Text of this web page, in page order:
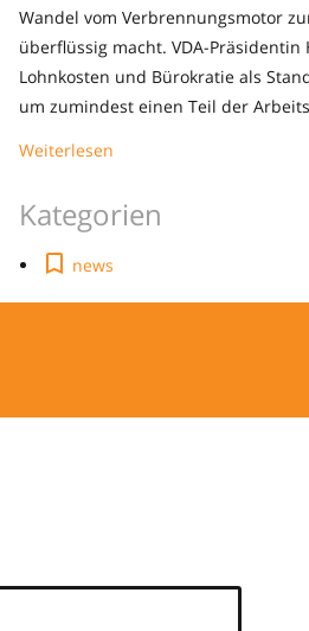
Wandel vom Verbrennungsmotor
überflüssig macht. VDA-
Lohnkosten und Bürokratie als
um zumindest einen Teil der
Weiterlesen
Kategorien
news